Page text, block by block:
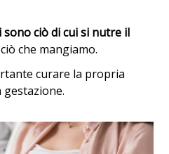
sono ciò di cui si nutre il
che mangiamo.
curare la propria